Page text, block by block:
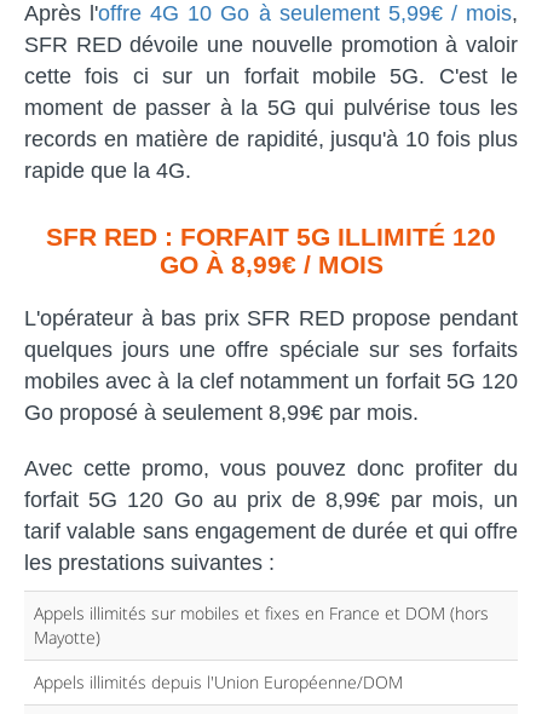
Après l'offre 4G 10 Go à seulement 5,99€ / mois,
SFR RED dévoile une nouvelle promotion à valoir
cette fois ci sur un forfait mobile 5G. C'est le
moment de passer à la 5G qui pulvérise tous les
records en matière de rapidité, jusqu'à 10 fois plus
rapide que la 4G.
SFR RED : FORFAIT 5G ILLIMITÉ 120
GO À 8,99€ / MOIS
L'opérateur à bas prix SFR RED propose pendant
quelques jours une offre spéciale sur ses forfaits
mobiles avec à la clef notamment un forfait 5G 120
Go proposé à seulement 8,99€ par mois.
Avec cette promo, vous pouvez donc profiter du
forfait 5G 120 Go au prix de 8,99€ par mois, un
tarif valable sans engagement de durée et qui offre
les prestations suivantes :
Appels illimités sur mobiles et fixes en France et DOM (hors
Mayotte)
Appels illimités depuis l'Union Européenne/DOM